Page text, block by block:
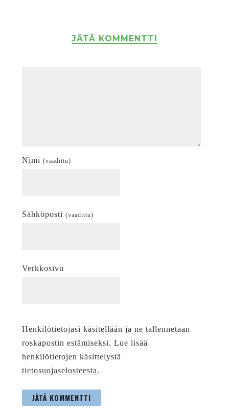
JÄTÄ KOMMENTTI
Nimi (vaadittu)
Sähköposti (vaadittu)
Verkkosivu
Henkilötietojasi käsitellään ja ne tallennetaan
roskapostin estämiseksi. Lue lisää
henkilötietojen käsittelystä
tietosuojaselosteesta.